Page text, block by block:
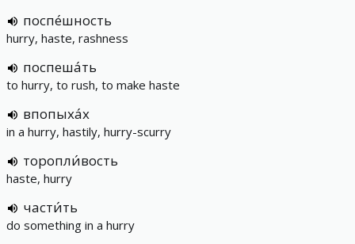
поспе́шность
hurry, haste, rashness
поспеша́ть
to hurry, to rush, to make haste
впопыха́х
in a hurry, hastily, hurry-scurry
торопли́вость
haste, hurry
части́ть
do something in a hurry